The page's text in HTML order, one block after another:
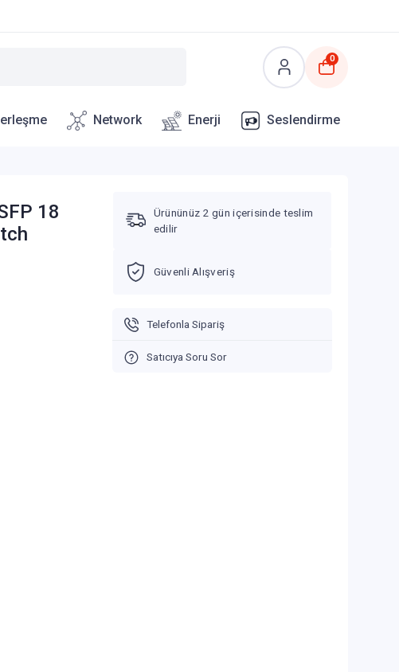
0
Network Enerji Seslendirme
18
Ürününüz 2 gün içerisinde teslim
edilir
Güvenli Alışveriş
Telefonla Sipariş
Satıcıya Soru Sor